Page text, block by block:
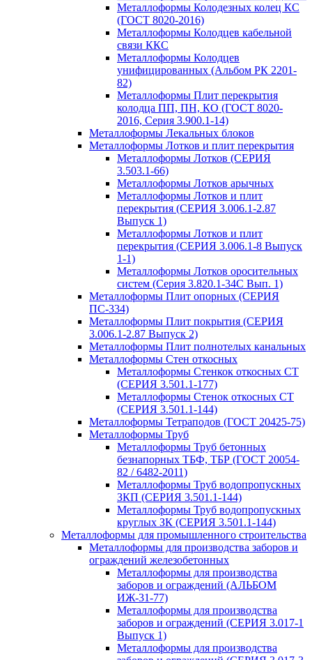
Металлоформы Колодезных колец КС
(ГОСТ 8020-2016)
Металлоформы Колодцев кабельной
связи ККС
Металлоформы Колодцев
унифицированных (Альбом РК 2201-
82)
Металлоформы Плит перекрытия
колодца ПП, ПН, КО (ГОСТ 8020-
2016, Серия 3.900.1-14)
Металлоформы Лекальных блоков
Металлоформы Лотков и плит перекрытия
Металлоформы Лотков (СЕРИЯ
3.503.1-66)
Металлоформы Лотков арычных
Металлоформы Лотков и плит
перекрытия (СЕРИЯ 3.006.1-2.87
Выпуск 1)
Металлоформы Лотков и плит
перекрытия (СЕРИЯ 3.006.1-8 Выпуск
1-1)
Металлоформы Лотков оросительных
систем (Серия 3.820.1-34С Вып. 1)
Металлоформы Плит опорных (СЕРИЯ
ПС-334)
Металлоформы Плит покрытия (СЕРИЯ
3.006.1-2.87 Выпуск 2)
Металлоформы Плит полнотелых канальных
Металлоформы Стен откосных
Металлоформы Стенкок откосных СТ
(СЕРИЯ 3.501.1-177)
Металлоформы Стенок откосных СТ
(СЕРИЯ 3.501.1-144)
Металлоформы Тетраподов (ГОСТ 20425-75)
Металлоформы Труб
Металлоформы Труб бетонных
безнапорных ТБФ, ТБР (ГОСТ 20054-
82 / 6482-2011)
Металлоформы Труб водопропускных
ЗКП (СЕРИЯ 3.501.1-144)
Металлоформы Труб водопропускных
круглых ЗК (СЕРИЯ 3.501.1-144)
Металлоформы для промышленного строительства
Металлоформы для производства заборов и
ограждений железобетонных
Металлоформы для производства
заборов и ограждений (АЛЬБОМ
ИЖ-31-77)
Металлоформы для производства
заборов и ограждений (СЕРИЯ 3.017-1
Выпуск 1)
Металлоформы для производства